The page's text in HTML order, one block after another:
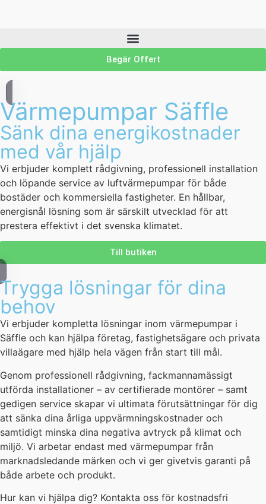
Begär Offert
Värmepumpar Säffle
Sänk dina energikostnader
med vår hjälp
Vi erbjuder komplett rådgivning, professionell installation
och löpande service av luftvärmepumpar för både
bostäder och kommersiella fastigheter. En hållbar,
energisnål lösning som är särskilt utvecklad för att
prestera effektivt i det svenska klimatet.
Till butiken
Trygga lösningar för dina
behov
Vi erbjuder kompletta lösningar inom värmepumpar i
Säffle och kan hjälpa företag, fastighetsägare och privata
villaägare med hjälp hela vägen från start till mål.
Genom professionell rådgivning, fackmannamässigt
utförda installationer – av certifierade montörer – samt
gedigen service skapar vi ultimata förutsättningar för dig
att sänka dina årliga uppvärmningskostnader och
samtidigt minska dina negativa avtryck på klimat och
miljö. Vi arbetar endast med värmepumpar från
marknadsledande märken och vi ger givetvis garanti på
både arbete och produkt.
Hur kan vi hjälpa dig? Kontakta oss för kostnadsfri